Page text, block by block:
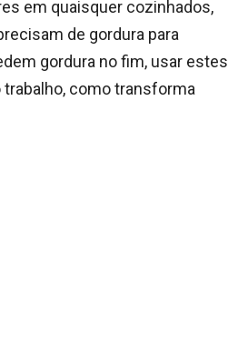
em quaisquer cozinhados,
de gordura para
gordura no fim, usar estes
como transforma